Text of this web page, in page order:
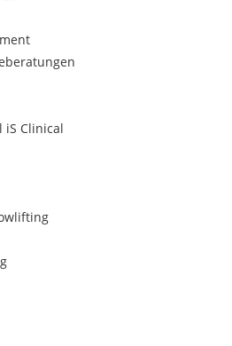
iS Clinical